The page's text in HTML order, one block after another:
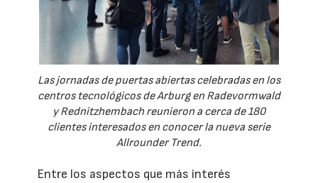
Las jornadas de puertas abiertas celebradas en los
centros tecnológicos de Arburg en Radevormwald
y Rednitzhembach reunieron a cerca de 180
clientes interesados en conocer la nueva serie
Allrounder Trend.
Entre los aspectos que más interés